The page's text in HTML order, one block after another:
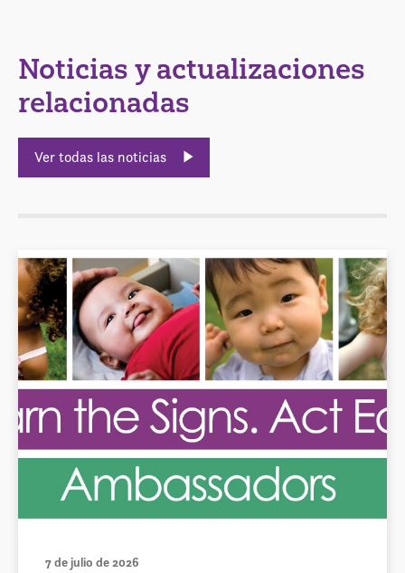
Noticias y actualizaciones
relacionadas
Ver todas las noticias
7 de julio de 2026